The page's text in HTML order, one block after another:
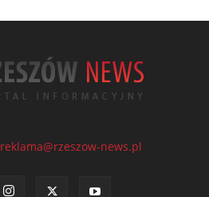
reklama@rzeszow-news.pl